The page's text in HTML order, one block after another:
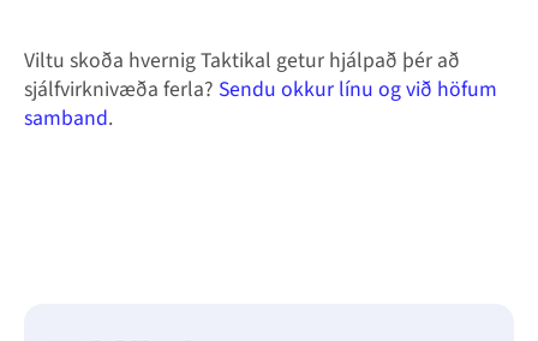
Viltu skoða hvernig Taktikal getur hjálpað þér að
sjálfvirknivæða ferla? Sendu okkur línu og við höfum
samband.